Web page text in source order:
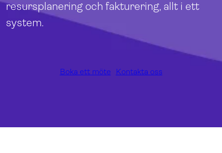
resursplanering och fakturering, allt i ett
system.
Boka ett möte Kontakta oss